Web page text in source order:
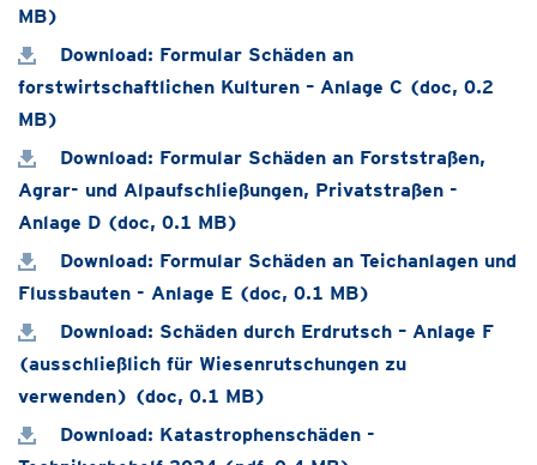
MB)
Download: Formular Schäden an
forstwirtschaftlichen Kulturen – Anlage C (doc, 0.2
MB)
Download: Formular Schäden an Forststraßen,
Agrar- und Alpaufschließungen, Privatstraßen -
Anlage D (doc, 0.1 MB)
Download: Formular Schäden an Teichanlagen und
Flussbauten - Anlage E (doc, 0.1 MB)
Download: Schäden durch Erdrutsch – Anlage F
(ausschließlich für Wiesenrutschungen zu
verwenden) (doc, 0.1 MB)
Download: Katastrophenschäden -